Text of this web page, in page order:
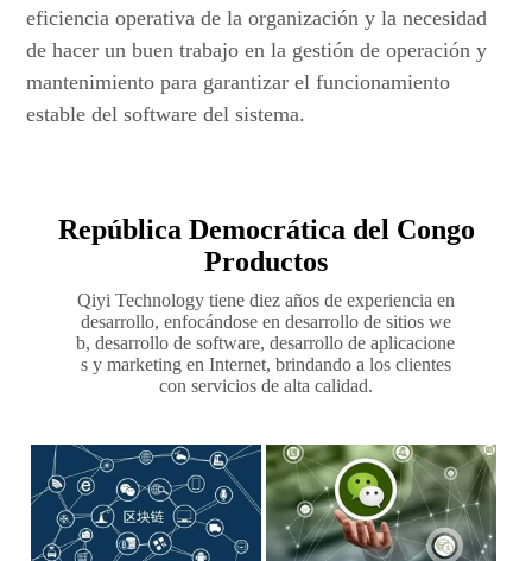
eficiencia operativa de la organización y la necesidad
de hacer un buen trabajo en la gestión de operación y
mantenimiento para garantizar el funcionamiento
estable del software del sistema.
República Democrática del Congo
Productos
Qiyi Technology tiene diez años de experiencia en
desarrollo, enfocándose en desarrollo de sitios we
b, desarrollo de software, desarrollo de aplicacione
s y marketing en Internet, brindando a los clientes
con servicios de alta calidad.